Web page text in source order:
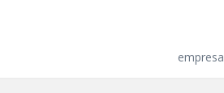
empresa